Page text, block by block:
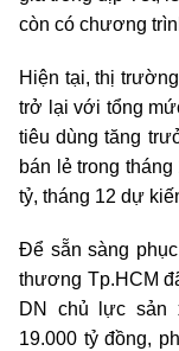
còn có chương
Hiện tại, thị
trở lại với tổng
tiêu dùng tăng
bán lẻ trong
tỷ, tháng 12 dự
Để sẵn sàng
thương Tp.HCM
DN chủ lực sản
19.000 tỷ đồng,